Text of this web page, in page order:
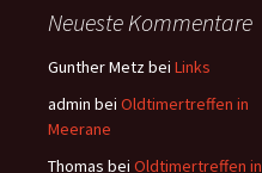
Neueste Kommentare
Gunther Metzbei Links
admin bei Oldtimertreffen in
Meerane
Thomas bei Oldtimertreffen in